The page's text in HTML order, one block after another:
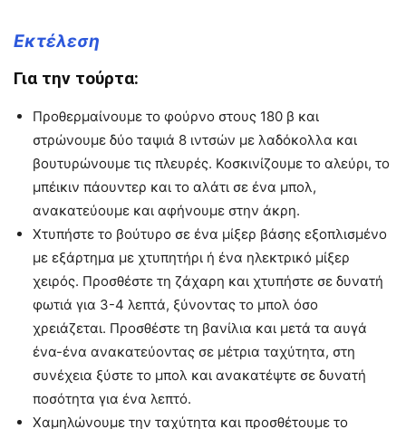
Εκτέλεση
Για την τούρτα:
Προθερμαίνουμε το φούρνο στους 180 β και
στρώνουμε δύο ταψιά 8 ιντσών με λαδόκολλα και
βουτυρώνουμε τις πλευρές. Κοσκινίζουμε το αλεύρι, το
μπέικιν πάουντερ και το αλάτι σε ένα μπολ,
ανακατεύουμε και αφήνουμε στην άκρη.
Χτυπήστε το βούτυρο σε ένα μίξερ βάσης εξοπλισμένο
με εξάρτημα με χτυπητήρι ή ένα ηλεκτρικό μίξερ
χειρός. Προσθέστε τη ζάχαρη και χτυπήστε σε δυνατή
φωτιά για 3-4 λεπτά, ξύνοντας το μπολ όσο
χρειάζεται. Προσθέστε τη βανίλια και μετά τα αυγά
ένα-ένα ανακατεύοντας σε μέτρια ταχύτητα, στη
συνέχεια ξύστε το μπολ και ανακατέψτε σε δυνατή
ποσότητα για ένα λεπτό.
Χαμηλώνουμε την ταχύτητα και προσθέτουμε το